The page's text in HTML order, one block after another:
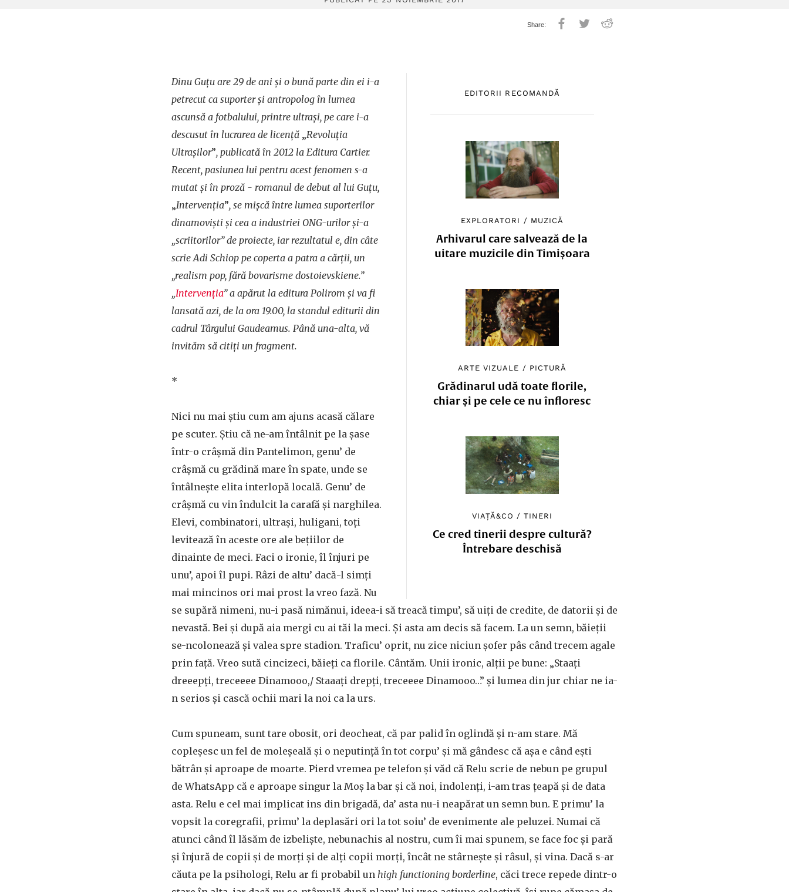
EDITORII RECOMANDĂ
EXPLORATORI / MUZICĂ
Arhivarul care salvează de la
uitare muzicile din Timișoara
ARTE VIZUALE / PICTURĂ
Grădinarul udă toate florile,
chiar și pe cele ce nu înfloresc
VIAȚĂ&CO /TINERI
Ce cred tinerii despre cultură?
Întrebare deschisă
Dinu Guţu are 29 de ani şi o bună parte din ei i-a
petrecut ca suporter şi antropolog în lumea
ascunsă a fotbalului, printre ultraşi, pe care i-a
descusut în lucrarea de licenţă „Revoluţia
Ultraşilor”, publicată în 2012 la Editura Cartier.
Recent, pasiunea lui pentru acest fenomen s-a
mutat şi în proză - romanul de debut al lui Guţu,
„Intervenţia”, se mişcă între lumea suporterilor
dinamovişti şi cea a industriei ONG-urilor şi-a
„scriitorilor” de proiecte, iar rezultatul e, din câte
scrie Adi Schiop pe coperta a patra a cărţii, un
„realism pop, fără bovarisme dostoievskiene.”
„Intervenţia” a apărut la editura Polirom şi va fi
lansată azi, de la ora 19.00, la standul editurii din
cadrul Târgului Gaudeamus. Până una-alta, vă
invităm să citiţi un fragment.
*
Nici nu mai ştiu cum am ajuns acasă călare
pe scuter. Ştiu că ne-am întâlnit pe la şase
într-o crâşmă din Pantelimon, genu’ de
crâşmă cu grădină mare în spate, unde se
întâlneşte elita interlopă locală. Genu’ de
crâşmă cu vin îndulcit la carafă şi narghilea.
Elevi, combinatori, ultraşi, huligani, toţi
levitează în aceste ore ale beţiilor de
dinainte de meci. Faci o ironie, îl înjuri pe
unu’, apoi îl pupi. Râzi de altu’ dacă-l simţi
mai mincinos ori mai prost la vreo fază. Nu
se supără nimeni, nu-i pasă nimănui, ideea-i să treacă timpu’, să uiţi de credite, de datorii şi de
nevastă. Bei şi după aia mergi cu ai tăi la meci. Şi asta am decis să facem. La un semn, băieţii
se-ncolonează şi valea spre stadion. Traficu’ oprit, nu zice niciun şofer pâs când trecem agale
prin faţă. Vreo sută cincizeci, băieţi ca florile. Cântăm. Unii ironic, alţii pe bune: „Staaţi
dreeepţi, treceeee Dinamooo,/ Staaaţi drepţi, treceeee Dinamooo…” şi lumea din jur chiar ne ia-
n serios şi cască ochii mari la noi ca la urs.
Cum spuneam, sunt tare obosit, ori deocheat, că par palid în oglindă şi n-am stare. Mă
copleşesc un fel de moleşeală şi o neputinţă în tot corpu’ şi mă gândesc că aşa e când eşti
bătrân şi aproape de moarte. Pierd vremea pe telefon şi văd că Relu scrie de nebun pe grupul
de WhatsApp că e aproape singur la Moş la bar şi că noi, indolenţi, i-am tras ţeapă şi de data
asta. Relu e cel mai implicat ins din brigadă, da’ asta nu-i neapărat un semn bun. E primu’ la
vopsit la coregrafii, primu’ la deplasări ori la tot soiu’ de evenimente ale peluzei. Numai că
atunci când îl lăsăm de izbelişte, nebunachis al nostru, cum îi mai spunem, se face foc şi pară
şi înjură de copii şi de morţi şi de alţi copii morţi, încât ne stârneşte şi râsul, şi vina. Dacă s-ar
căuta pe la psihologi, Relu ar fi probabil un high functioning borderline, căci trece repede dintr-o